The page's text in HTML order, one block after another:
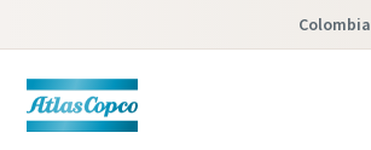
Colombia